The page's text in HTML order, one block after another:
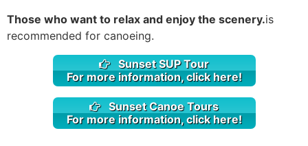
Those who want to relax and enjoy the scenery.is
recommended for canoeing.
Sunset SUP Tour
For more information, click here!
Sunset Canoe Tours
For more information, click here!